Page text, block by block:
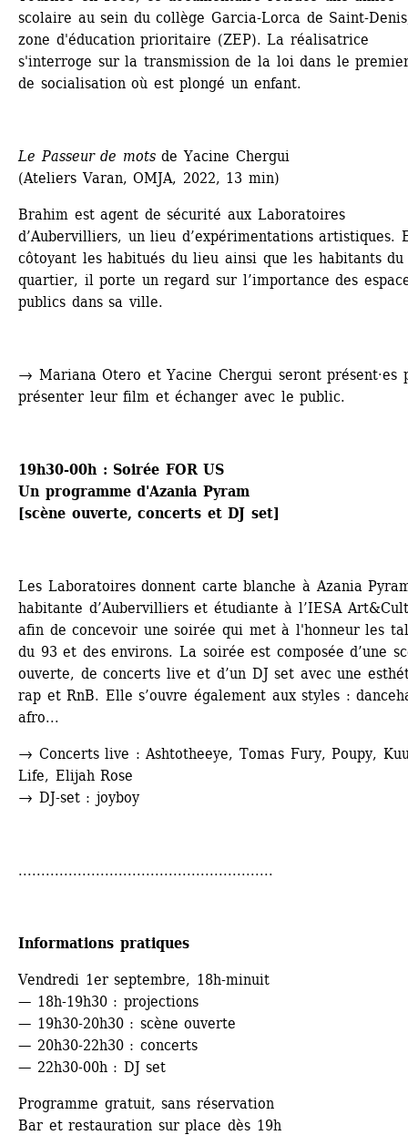
scolaire au sein du collège Garcia-Lorca de Saint-
zone d'éducation prioritaire (ZEP). La réalisatrice
s'interroge sur la transmission de la loi dans le
de socialisation où est plongé un enfant.
Le Passeur de motsde Yacine Chergui
(Ateliers Varan, OMJA, 2022, 13 min)
Brahim est agent de sécurité aux Laboratoires
d’Aubervilliers, un lieu d’expérimentations artistiques.
côtoyant les habitués du lieu ainsi que les habitants du
quartier, il porte un regard sur l’importance des
publics dans sa ville.
→ Mariana Otero et Yacine Chergui seront présent·es
présenter leur film et échanger avec le public.
19h30-00h : Soirée FOR US
Un programme d'Azania Pyram
[scène ouverte, concerts et DJ set]
Les Laboratoires donnent carte blanche à Azania
habitante d’Aubervilliers et étudiante à l’IESA
afin de concevoir une soirée qui met à l'honneur les
du 93 et des environs. La soirée est composée d’une
ouverte, de concerts live et d’un DJ set avec une
rap et RnB. Elle s’ouvre également aux styles :
afro...
→ Concerts live : Ashtotheeye, Tomas Fury, Poupy,
Life, Elijah Rose
→ DJ-set : joyboy
........................................................
Informations pratiques
Vendredi 1er septembre, 18h-minuit
— 18h-19h30 : projections
— 19h30-20h30 : scène ouverte
— 20h30-22h30 : concerts
— 22h30-00h : DJ set
Programme gratuit, sans réservation
Bar et restauration sur place dès 19h